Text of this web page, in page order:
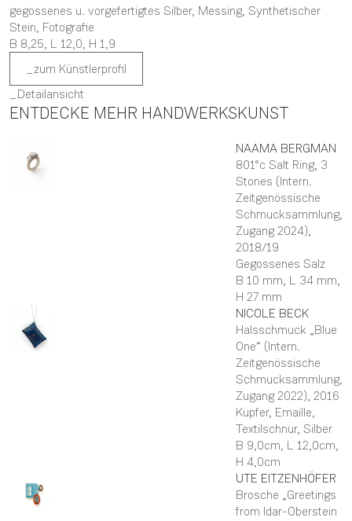
gegossenes u. vorgefertigtes Silber, Messing, Synthetischer
Stein, Fotografie
B 8,25, L 12,0, H 1,9
zum Künstlerprofil
Detailansicht
ENTDECKE MEHR HANDWERKSKUNST
NAAMA BERGMAN
801°c Salt Ring, 3
Stones (Intern.
Zeitgenössische
Schmucksammlung,
Zugang 2024),
2018/19
Gegossenes Salz
B 10 mm, L 34 mm,
H 27 mm
NICOLE BECK
Halsschmuck „Blue
One“ (Intern.
Zeitgenössische
Schmucksammlung,
Zugang 2022), 2016
Kupfer, Emaille,
Textilschnur, Silber
B 9,0cm, L 12,0cm,
H 4,0cm
UTE EITZENHÖFER
Brosche „Greetings
from Idar-Oberstein